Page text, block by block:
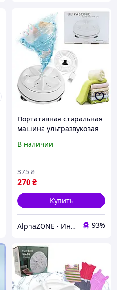
Портативная стиральная
машина ультразвуковая
Ultrasonic устройство для
В наличии
270₴
375 ₴
Купить
AlphaZONE - Интернет гипермаркет 93%